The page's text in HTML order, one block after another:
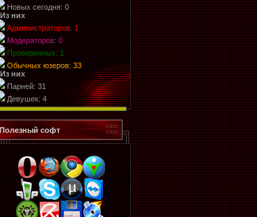
Новых сегодня: 0
Из них
Администраторов: 1
Модераторов: 0
Проверенных: 1
Обычных юзеров: 33
Из них
Парней: 31
Девушек: 4
Полезный софт